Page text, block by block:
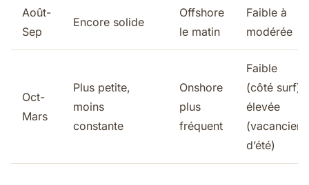
Août-
Sep
Encore solide
Offshore
le matin
Faible à
modérée
Oct-
Mars
Plus petite,
moins
constante
Onshore
plus
fréquent
Faible
(côté surf),
élevée
(vacanciers
d’été)